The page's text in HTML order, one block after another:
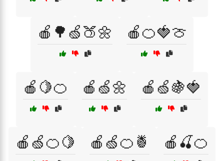
🍎🌳🍏🍑🌼 🍎🍊🍓🍈
🍎🍋🍊 🍎🍏🌼 🍎🍏🍇🍓
🍎🍏🍊🍋 🍎🍏🍊🍍 🍎🍒🍊